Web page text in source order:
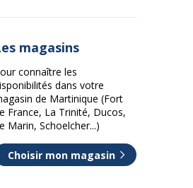
magasins
connaître les
dans votre
de Martinique (Fort
France, La Trinité, Ducos,
Marin, Schoelcher...)
Choisir mon magasin